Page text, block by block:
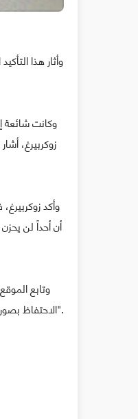
وكانت
زوكربيرغ،
وأكد
أن أحداً لن
وتابع
الاحتفاظ بصوره وفيديوهاته وبياناته الشخصية الموجودة على الموقع فعليه رفعها من الإنترنت، لأنه لن يتمكن من استعادتها مرة أخرى".